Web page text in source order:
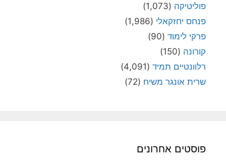
פוליטיקה (1,073)
פנחס יחזקאלי (1,986)
פרקי לימוד (90)
קורונה (150)
רלוונטיים תמיד (4,091)
שרית אונגר משיח (72)
פוסטים אחרונים